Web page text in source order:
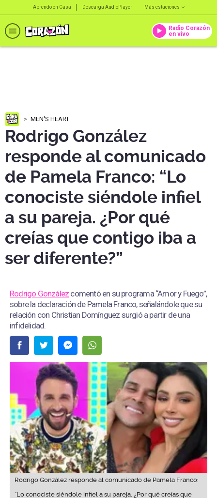
Aprendo en Casa Descarga AudioPlayer Más estaciones
Radio Corazón
en vivo
MEN'S HEART
Rodrigo González
responde al comunicado
de Pamela Franco: “Lo
conociste siéndole infiel
a su pareja. ¿Por qué
creías que contigo iba a
ser diferente?”
Rodrigo González comentó en su programa “Amor y Fuego”,
sobre la declaración de Pamela Franco, señalándole que su
relación con Christian Domínguez surgió a partir de una
infidelidad.
Rodrigo González responde al comunicado de Pamela Franco:
“Lo conociste siéndole infiel a su pareja. ¿Por qué creías que